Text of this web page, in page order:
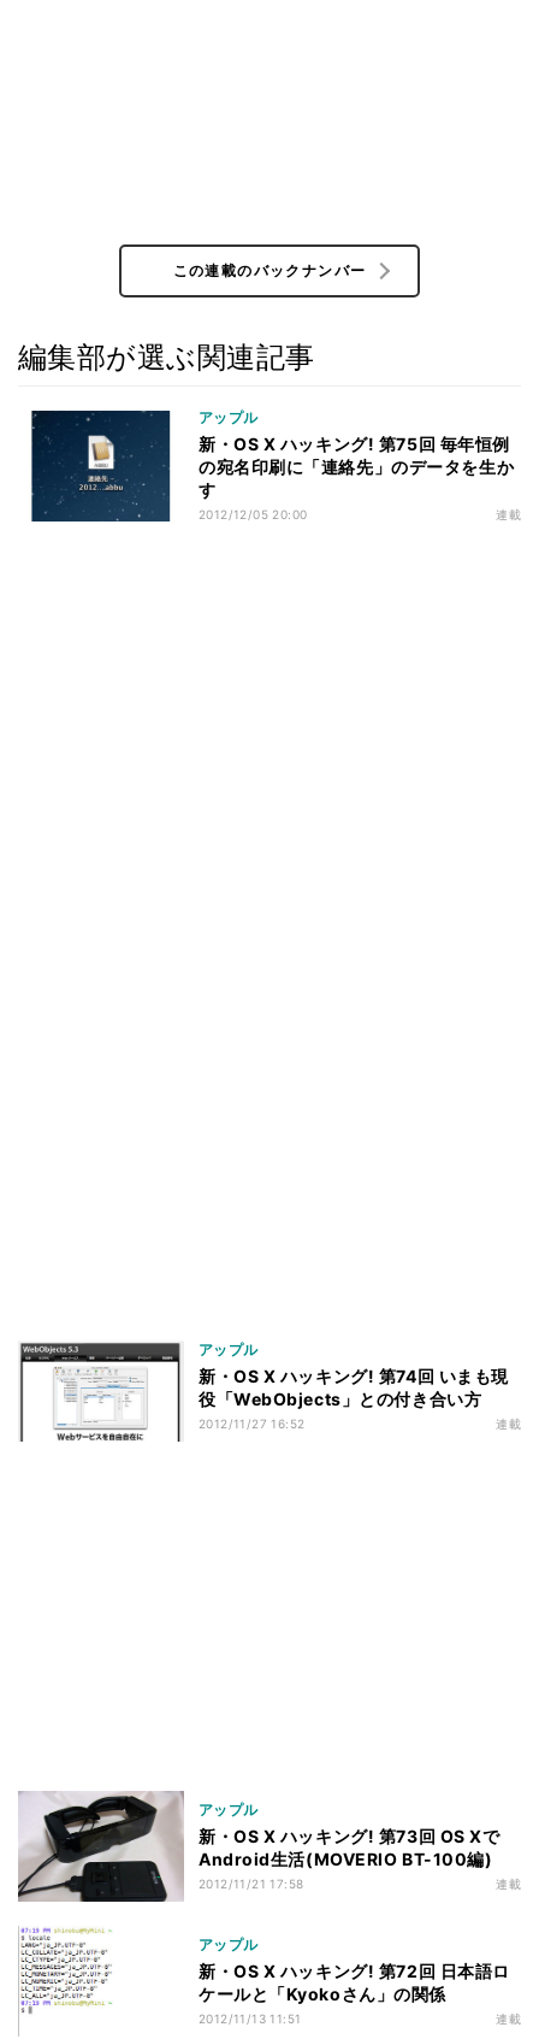
この連載のバックナンバー
編集部が選ぶ関連記事
アップル
新・OS X ハッキング! 第75回 毎年恒例
の宛名印刷に「連絡先」のデータを生か
す
2012/12/05 20:00 連載
アップル
新・OS X ハッキング! 第74回 いまも現
役「WebObjects」との付き合い方
2012/11/27 16:52 連載
アップル
新・OS X ハッキング! 第73回 OS Xで
Android生活(MOVERIO BT-100編)
2012/11/21 17:58 連載
アップル
新・OS X ハッキング! 第72回 日本語ロ
ケールと「Kyokoさん」の関係
2012/11/13 11:51 連載